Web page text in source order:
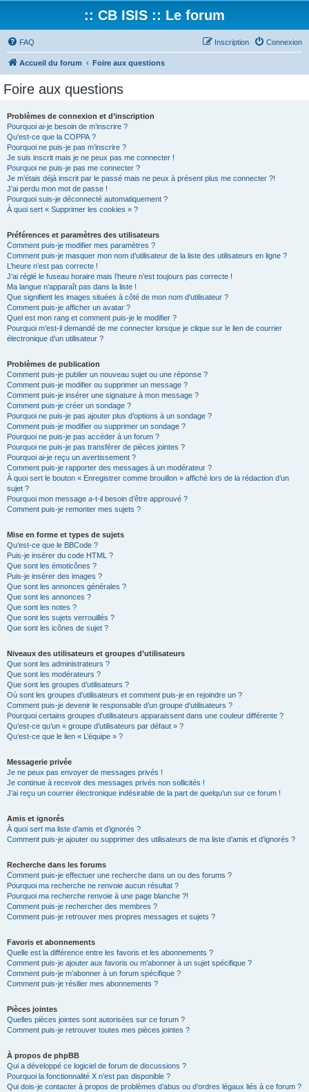
:: CB ISIS :: Le forum
FAQ Connexion
Inscription
Accueil du forum Foire aux questions
Foire aux questions
Problèmes de connexion et d’inscription
Pourquoi ai-je besoin de m’inscrire ?
Qu’est-ce que la COPPA ?
Pourquoi ne puis-je pas m’inscrire ?
Je suis inscrit mais je ne peux pas me connecter !
Pourquoi ne puis-je pas me connecter ?
Je m’étais déjà inscrit par le passé mais ne peux à présent plus me connecter ?!
J’ai perdu mon mot de passe !
Pourquoi suis-je déconnecté automatiquement ?
À quoi sert « Supprimer les cookies » ?
Préférences et paramètres des utilisateurs
Comment puis-je modifier mes paramètres ?
Comment puis-je masquer mon nom d’utilisateur de la liste des utilisateurs en ligne ?
L’heure n’est pas correcte !
J’ai réglé le fuseau horaire mais l’heure n’est toujours pas correcte !
Ma langue n’apparaît pas dans la liste !
Que signifient les images situées à côté de mon nom d’utilisateur ?
Comment puis-je afficher un avatar ?
Quel est mon rang et comment puis-je le modifier ?
Pourquoi m’est-il demandé de me connecter lorsque je clique sur le lien de courrier
électronique d’un utilisateur ?
Problèmes de publication
Comment puis-je publier un nouveau sujet ou une réponse ?
Comment puis-je modifier ou supprimer un message ?
Comment puis-je insérer une signature à mon message ?
Comment puis-je créer un sondage ?
Pourquoi ne puis-je pas ajouter plus d’options à un sondage ?
Comment puis-je modifier ou supprimer un sondage ?
Pourquoi ne puis-je pas accéder à un forum ?
Pourquoi ne puis-je pas transférer de pièces jointes ?
Pourquoi ai-je reçu un avertissement ?
Comment puis-je rapporter des messages à un modérateur ?
À quoi sert le bouton « Enregistrer comme brouillon » affiché lors de la rédaction d’un
sujet ?
Pourquoi mon message a-t-il besoin d’être approuvé ?
Comment puis-je remonter mes sujets ?
Mise en forme et types de sujets
Qu’est-ce que le BBCode ?
Puis-je insérer du code HTML ?
Que sont les émoticônes ?
Puis-je insérer des images ?
Que sont les annonces générales ?
Que sont les annonces ?
Que sont les notes ?
Que sont les sujets verrouillés ?
Que sont les icônes de sujet ?
Niveaux des utilisateurs et groupes d’utilisateurs
Que sont les administrateurs ?
Que sont les modérateurs ?
Que sont les groupes d’utilisateurs ?
Où sont les groupes d’utilisateurs et comment puis-je en rejoindre un ?
Comment puis-je devenir le responsable d’un groupe d’utilisateurs ?
Pourquoi certains groupes d’utilisateurs apparaissent dans une couleur différente ?
Qu’est-ce qu’un « groupe d’utilisateurs par défaut » ?
Qu’est-ce que le lien « L’équipe » ?
Messagerie privée
Je ne peux pas envoyer de messages privés !
Je continue à recevoir des messages privés non sollicités !
J’ai reçu un courrier électronique indésirable de la part de quelqu’un sur ce forum !
Amis et ignorés
À quoi sert ma liste d’amis et d’ignorés ?
Comment puis-je ajouter ou supprimer des utilisateurs de ma liste d’amis et d’ignorés ?
Recherche dans les forums
Comment puis-je effectuer une recherche dans un ou des forums ?
Pourquoi ma recherche ne renvoie aucun résultat ?
Pourquoi ma recherche renvoie à une page blanche ?!
Comment puis-je rechercher des membres ?
Comment puis-je retrouver mes propres messages et sujets ?
Favoris et abonnements
Quelle est la différence entre les favoris et les abonnements ?
Comment puis-je ajouter aux favoris ou m’abonner à un sujet spécifique ?
Comment puis-je m’abonner à un forum spécifique ?
Comment puis-je résilier mes abonnements ?
Pièces jointes
Quelles pièces jointes sont autorisées sur ce forum ?
Comment puis-je retrouver toutes mes pièces jointes ?
À propos de phpBB
Qui a développé ce logiciel de forum de discussions ?
Pourquoi la fonctionnalité X n’est pas disponible ?
Qui dois-je contacter à propos de problèmes d’abus ou d’ordres légaux liés à ce forum ?